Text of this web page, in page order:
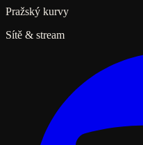
Pražský kurvy
Sítě & stream